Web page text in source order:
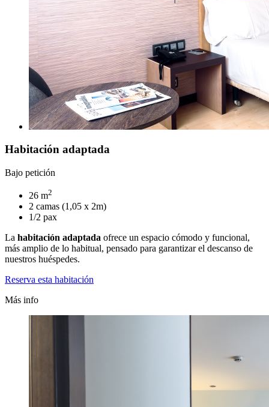
Habitación adaptada
Bajo petición
26 m2
2 camas (1,05 x 2m)
1/2 pax
La habitación adaptada ofrece un espacio cómodo y funcional,
más amplio de lo habitual, pensado para garantizar el descanso de
nuestros huéspedes.
Reserva esta habitación
Más info